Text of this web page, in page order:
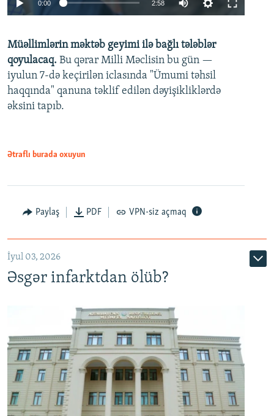
Auto 240p 360p 480p
720p 1080p
0:00 2:58
360p
480p
720p
Müəllimlərin məktəb geyimi ilə bağlı tələblər
qoyulacaq. Bu qərar Milli Məclisin bu gün —
iyulun 7-də keçirilən iclasında "Ümumi təhsil
haqqında" qanuna təklif edilən dəyişikliklərdə
əksini tapıb.
Ətraflı burada oxuyun
Paylaş PDF VPN-siz açmaq
İyul 03, 2026
Əsgər infarktdan ölüb?